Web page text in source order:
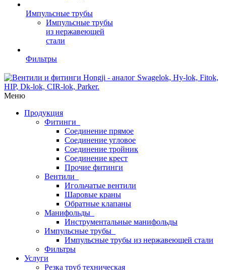
Импульсные трубы
Импульсные трубы
из нержавеющей
стали
Фильтры
Меню
Продукция
Фитинги
Соединение прямое
Соединение угловое
Соединение тройник
Соединение крест
Прочие фитинги
Вентили
Игольчатые вентили
Шаровые краны
Обратные клапаны
Манифольды
Инструментальные манифольды
Импульсные трубы
Импульсные трубы из нержавеющей стали
Фильтры
Услуги
Резка труб техническая